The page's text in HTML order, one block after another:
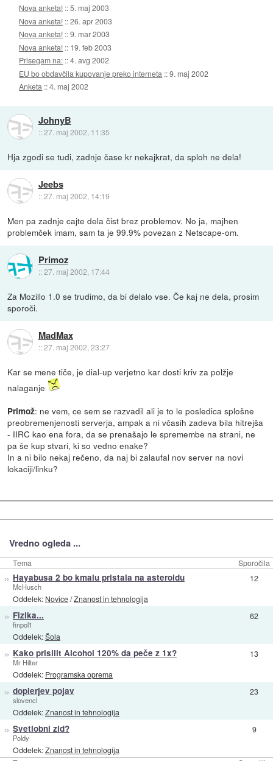
Nova anketa! ::5. maj 2003
Nova anketa! ::26. apr 2003
Nova anketa! ::9. mar 2003
Nova anketa! :: 19. feb 2003
Prisegam na: ::4. avg 2002
EU bo obdavčila kupovanje preko interneta ::9. maj 2002
Anketa ::4. maj 2002
JohnyB
::27. maj 2002, 11:35
Hja zgodi se tudi, zadnje čase kr nekajkrat, da sploh ne dela!
Jeebs
::27. maj 2002, 14:19
Men pa zadnje cajte dela čist brez problemov. No ja, majhen
problemček imam, sam ta je 99.9% povezan z Netscape-om.
Primoz
::27. maj 2002, 17:44
Za Mozillo 1.0 se trudimo, da bi delalo vse. Če kaj ne dela, prosim
sporoči.
MadMax
::27. maj 2002, 23:27
Kar se mene tiče, je dial-up verjetno kar dosti kriv za polžje
nalaganje
Primož: ne vem, ce sem se razvadil ali je to le posledica splošne
preobremenjenosti serverja, ampak a ni včasih zadeva bila hitrejša
- IIRC kao ena fora, da se prenašajo le spremembe na strani, ne
pa še kup stvari, ki so vedno enake?
In a ni bilo nekaj rečeno, da naj bi zalaufal nov server na novi
lokaciji/linku?
Vredno ogleda ...
Tema Sporočila
» Hayabusa 2 bo kmalu pristala na asteroidu
McHusch
Oddelek: Novice/Znanost in tehnologija
12
» Fizika...
finpol1
Oddelek:Šola
62
» Kako prisilit Alcohol 120% da peče z 1x?
Mr Hilter
Oddelek: Programska oprema
13
» doplerjev pojav
slovencl
Oddelek:Znanost in tehnologija
23
» Svetlobni zid?
Poldy
Oddelek:Znanost in tehnologija
9